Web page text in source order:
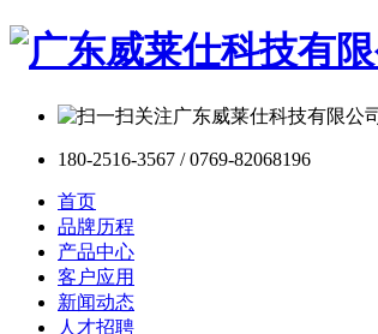
180-2516-3567 / 0769-82068196
首页
品牌历程
产品中心
客户应用
新闻动态
人才招聘